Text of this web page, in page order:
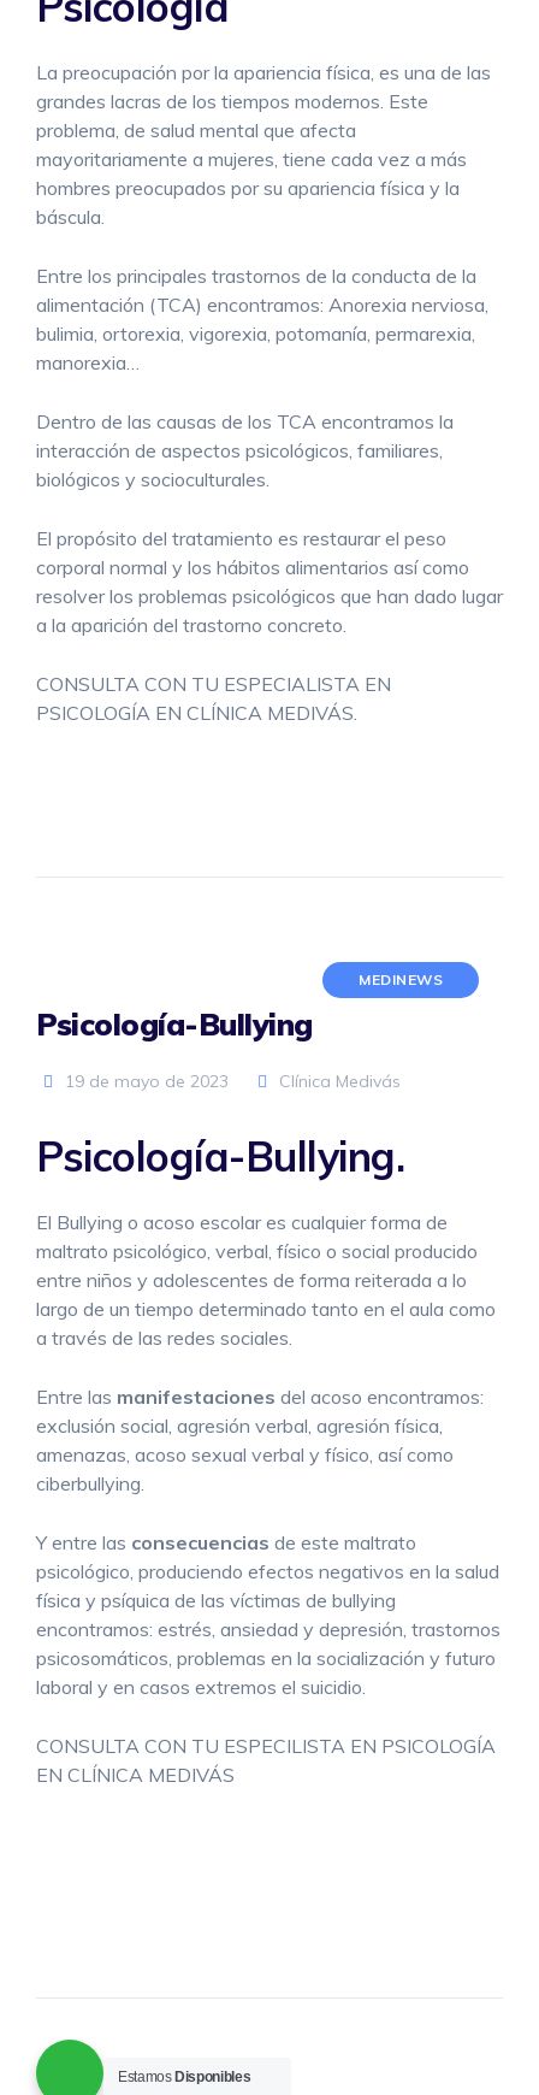
La preocupación por la apariencia física, es una de las
grandes lacras de los tiempos modernos. Este
problema, de salud mental que afecta
mayoritariamente a mujeres, tiene cada vez a más
hombres preocupados por su apariencia física y la
báscula.
Entre los principales trastornos de la conducta de la
alimentación (TCA) encontramos: Anorexia nerviosa,
bulimia, ortorexia, vigorexia, potomanía, permarexia,
manorexia…
Dentro de las causas de los TCA encontramos la
interacción de aspectos psicológicos, familiares,
biológicos y socioculturales.
El propósito del tratamiento es restaurar el peso
corporal normal y los hábitos alimentarios así como
resolver los problemas psicológicos que han dado lugar
a la aparición del trastorno concreto.
CONSULTA CON TU ESPECIALISTA EN
PSICOLOGÍA EN CLÍNICA MEDIVÁS.
MEDINEWS
Psicología-Bullying
19 de mayo de 2023 Clínica Medivás
Psicología-Bullying.
El Bullying o acoso escolar es cualquier forma de
maltrato psicológico, verbal, físico o social producido
entre niños y adolescentes de forma reiterada a lo
largo de un tiempo determinado tanto en el aula como
a través de las redes sociales.
Entre las manifestaciones del acoso encontramos:
exclusión social, agresión verbal, agresión física,
amenazas, acoso sexual verbal y físico, así como
ciberbullying.
Y entre las consecuencias de este maltrato
psicológico, produciendo efectos negativos en la salud
física y psíquica de las víctimas de bullying
encontramos: estrés, ansiedad y depresión, trastornos
psicosomáticos, problemas en la socialización y futuro
laboral y en casos extremos el suicidio.
CONSULTA CON TU ESPECILISTA EN PSICOLOGÍA
EN CLÍNICA MEDIVÁS
Estamos Disponibles